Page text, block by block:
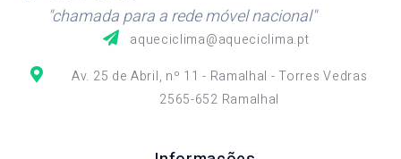
"chamada para a rede móvel nacional"
aqueciclima@aqueciclima.pt
Av. 25 de Abril, nº 11 - Ramalhal - Torres Vedras
2565-652 Ramalhal